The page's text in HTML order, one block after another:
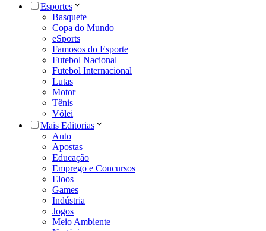
Esportes
Basquete
Copa do Mundo
eSports
Famosos do Esporte
Futebol Nacional
Futebol Internacional
Lutas
Motor
Tênis
Vôlei
Mais Editorias
Auto
Apostas
Educação
Emprego e Concursos
Eloos
Games
Indústria
Jogos
Meio Ambiente